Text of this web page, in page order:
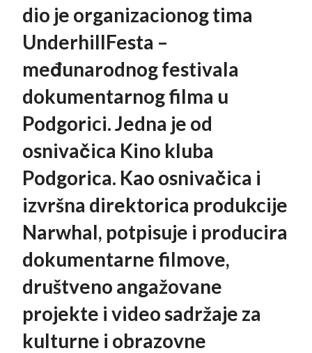
dio je organizacionog tima
UnderhillFesta –
međunarodnog festivala
dokumentarnog filma u
Podgorici. Jedna je od
osnivačica Kino kluba
Podgorica. Kao osnivačica i
izvršna direktorica produkcije
Narwhal, potpisuje i producira
dokumentarne filmove,
društveno angažovane
projekte i video sadržaje za
kulturne i obrazovne